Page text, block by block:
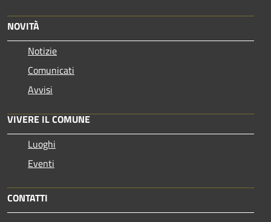
NOVITÀ
Notizie
Comunicati
Avvisi
VIVERE IL COMUNE
Luoghi
Eventi
CONTATTI